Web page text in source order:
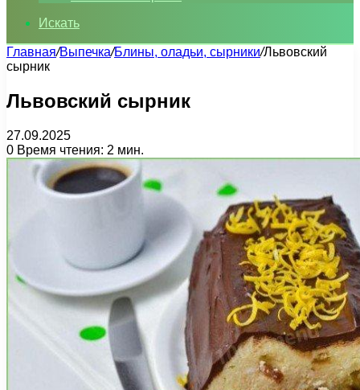
Искать
Главная/Выпечка/Блины, оладьи, сырники/Львовский
сырник
Львовский сырник
27.09.2025
0 Время чтения: 2 мин.